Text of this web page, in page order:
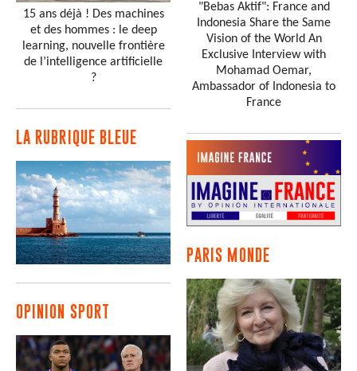
15 ans déjà ! Des machines
et des hommes : le deep
learning, nouvelle frontière
de l’intelligence artificielle
?
LA RUBRIQUE BLEUE
OPINION SPORT
"Bebas Aktif": France and
Indonesia Share the Same
Vision of the World An
Exclusive Interview with
Mohamad Oemar,
Ambassador of Indonesia to
France
PARIS MONDE